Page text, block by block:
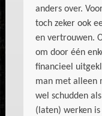
anders over.
toch zeker ook
en vertrouwen.
om door één
financieel
man met alleen
wel schudden
(laten) werken